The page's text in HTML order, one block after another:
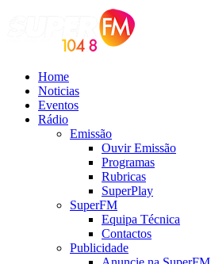
Home
Noticias
Eventos
Rádio
Emissão
Ouvir Emissão
Programas
Rubricas
SuperPlay
SuperFM
Equipa Técnica
Contactos
Publicidade